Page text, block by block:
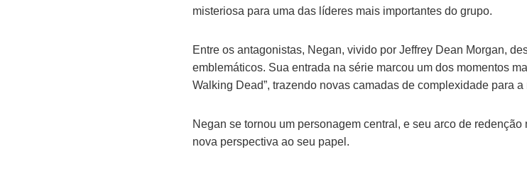
misteriosa para uma das líderes mais importantes do grupo.
Entre os antagonistas, Negan, vivido por Jeffrey Dean Morgan,
emblemáticos. Sua entrada na série marcou um dos momentos
Walking Dead”, trazendo novas camadas de complexidade para a
Negan se tornou um personagem central, e seu arco de
nova perspectiva ao seu papel.